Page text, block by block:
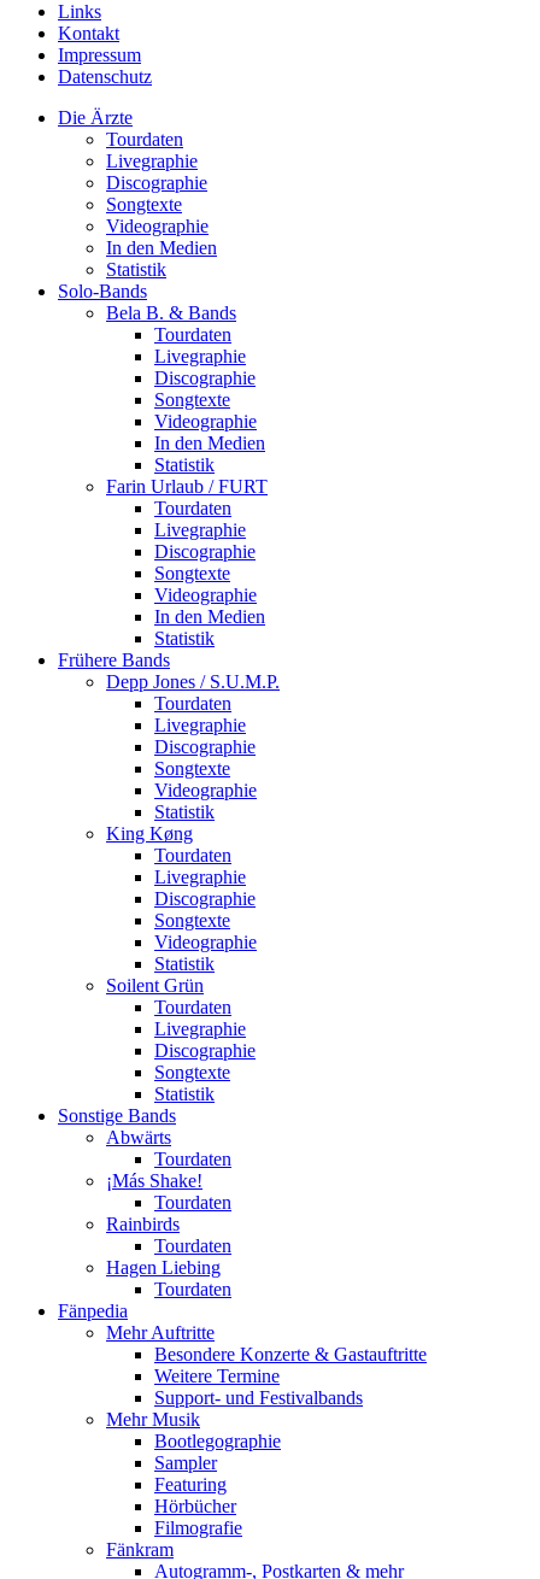
Links
Kontakt
Impressum
Datenschutz
Die Ärzte
Tourdaten
Livegraphie
Discographie
Songtexte
Videographie
In den Medien
Statistik
Solo-Bands
Bela B. & Bands
Tourdaten
Livegraphie
Discographie
Songtexte
Videographie
In den Medien
Statistik
Farin Urlaub / FURT
Tourdaten
Livegraphie
Discographie
Songtexte
Videographie
In den Medien
Statistik
Frühere Bands
Depp Jones / S.U.M.P.
Tourdaten
Livegraphie
Discographie
Songtexte
Videographie
Statistik
King Køng
Tourdaten
Livegraphie
Discographie
Songtexte
Videographie
Statistik
Soilent Grün
Tourdaten
Livegraphie
Discographie
Songtexte
Statistik
Sonstige Bands
Abwärts
Tourdaten
¡Más Shake!
Tourdaten
Rainbirds
Tourdaten
Hagen Liebing
Tourdaten
Fänpedia
Mehr Auftritte
Besondere Konzerte & Gastauftritte
Weitere Termine
Support- und Festivalbands
Mehr Musik
Bootlegographie
Sampler
Featuring
Hörbücher
Filmografie
Fänkram
Autogramm-, Postkarten & mehr